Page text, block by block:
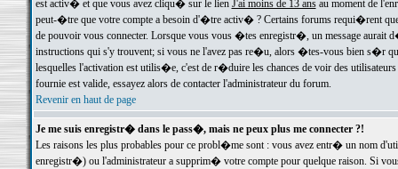
est activ� et que vous avez cliqu� sur le lien J'ai moins de 13 ansau moment de
peut-�tre que votre compte a besoin d'�tre activ� ? Certains forums requi�rent
de pouvoir vous connecter. Lorsque vous vous �tes enregistr�, un message aurait
instructions qui s'y trouvent; si vous ne l'avez pas re�u, alors �tes-vous bien s�r
lesquelles l'activation est utilis�e, c'est de r�duire les chances de voir des
fournie est valide, essayez alors de contacter l'administrateur du forum.
Revenir en haut de page
Je me suis enregistr� dans le pass�, mais ne peux plus me connecter ?!
Les raisons les plus probables pour ce probl�me sont : vous avez entr� un nom
enregistr�) ou l'administrateur a supprim� votre compte pour quelque raison. Si